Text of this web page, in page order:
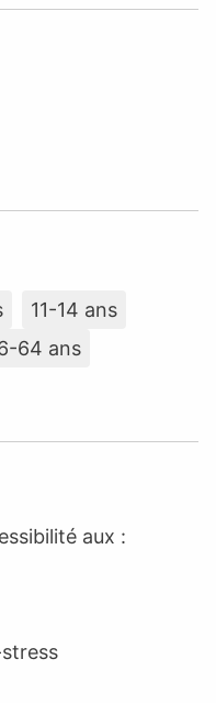
11-14 ans
64 ans
aux :